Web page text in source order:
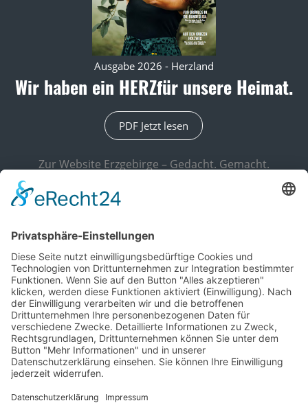
Ausgabe 2026 - Herzland
Wir haben ein HERZfür unsere Heimat.
PDF Jetzt lesen
Zur Website Erzgebirge – Gedacht. Gemacht.
Kundenservice
+49 3733 / 55 07 300
Navigation
überspringen
Kontakt
Sitemap